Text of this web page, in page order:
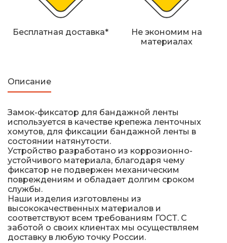
Дорожное оборудование
Железнодорожные путевые знаки
Бесплатная доставка*
Не экономим на
материалах
Описание
Замок-фиксатор для бандажной ленты
используется в качестве крепежа ленточных
хомутов, для фиксации бандажной ленты в
состоянии натянутости.
Устройство разработано из коррозионно-
устойчивого материала, благодаря чему
фиксатор не подвержен механическим
повреждениям и обладает долгим сроком
службы.
Наши изделия изготовлены из
высококачественных материалов и
соответствуют всем требованиям ГОСТ. С
заботой о своих клиентах мы осуществляем
доставку в любую точку России.